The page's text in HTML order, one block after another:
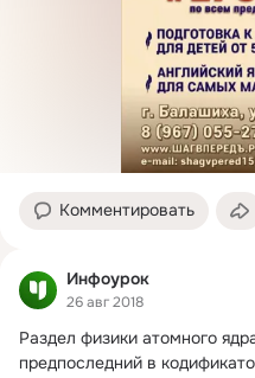
Комментировать
Инфоурок
26 авг 2018
Раздел физики атомного
предпоследний в